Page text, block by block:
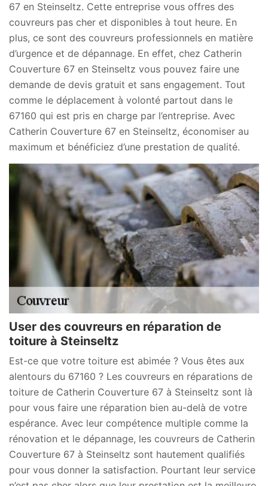
67 en Steinseltz. Cette entreprise vous offres des
couvreurs pas cher et disponibles à tout heure. En
plus, ce sont des couvreurs professionnels en matière
d’urgence et de dépannage. En effet, chez Catherin
Couverture 67 en Steinseltz vous pouvez faire une
demande de devis gratuit et sans engagement. Tout
comme le déplacement à volonté partout dans le
67160 qui est pris en charge par l’entreprise. Avec
Catherin Couverture 67 en Steinseltz, économiser au
maximum et bénéficiez d’une prestation de qualité.
User des couvreurs en réparation de
toiture à Steinseltz
Est-ce que votre toiture est abimée ? Vous êtes aux
alentours du 67160 ? Les couvreurs en réparations de
toiture de Catherin Couverture 67 à Steinseltz sont là
pour vous faire une réparation bien au-delà de votre
espérance. Avec leur compétence multiple comme la
rénovation et le dépannage, les couvreurs de Catherin
Couverture 67 à Steinseltz sont hautement qualifiés
pour vous donner la satisfaction. Pourtant leur service